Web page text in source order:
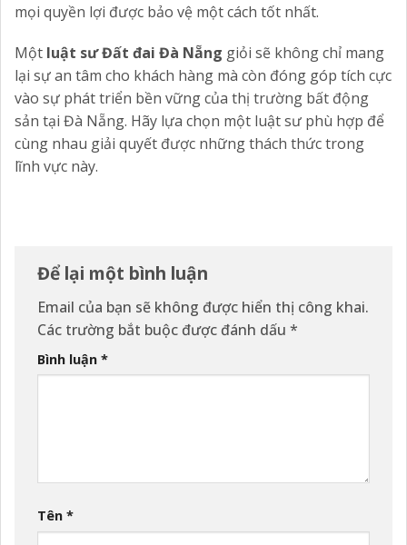
mọi quyền lợi được bảo vệ một cách tốt nhất.
Một luật sư Đất đai Đà Nẵng giỏi sẽ không chỉ mang
lại sự an tâm cho khách hàng mà còn đóng góp tích cực
vào sự phát triển bền vững của thị trường bất động
sản tại Đà Nẵng. Hãy lựa chọn một luật sư phù hợp để
cùng nhau giải quyết được những thách thức trong
lĩnh vực này.
Để lại một bình luận
Email của bạn sẽ không được hiển thị công khai.
Các trường bắt buộc được đánh dấu *
Bình luận *
Tên *